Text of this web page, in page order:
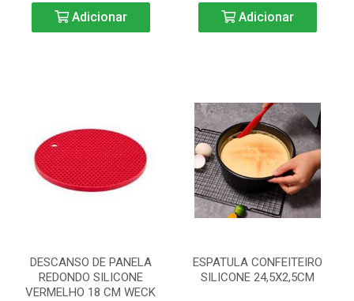
Adicionar Adicionar
DESCANSO DE PANELA
REDONDO SILICONE
VERMELHO 18 CM WECK
ESPATULA CONFEITEIRO
SILICONE 24,5X2,5CM